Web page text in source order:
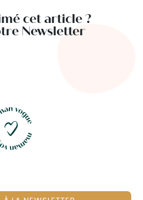
cet article ?
Newsletter